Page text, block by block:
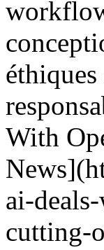
With
ai-
cutting-